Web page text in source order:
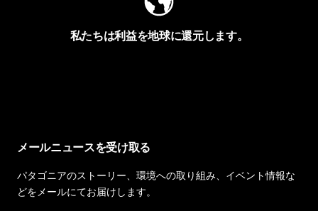
私たちは利益を地球に還元します。
メールニュースを受け取る
パタゴニアのストーリー、環境への取り組み、イベント情報な
どをメールにてお届けします。